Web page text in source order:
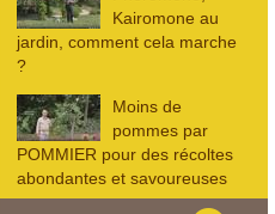
Kairomone au
jardin, comment cela marche
?
Moins de
pommes par
POMMIER pour des récoltes
abondantes et savoureuses